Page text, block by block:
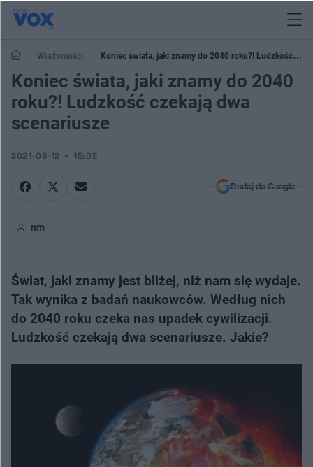
Wiadomości
Koniec świata, jaki znamy do 2040 roku?! Ludzkość
czekają dwa scenariusze
Koniec świata, jaki znamy do 2040
roku?! Ludzkość czekają dwa
scenariusze
2021-08-12 15:05
Dodaj do Google
nm
Świat, jaki znamy jest bliżej, niż nam się wydaje.
Tak wynika z badań naukowców. Według nich
do 2040 roku czeka nas upadek cywilizacji.
Ludzkość czekają dwa scenariusze. Jakie?